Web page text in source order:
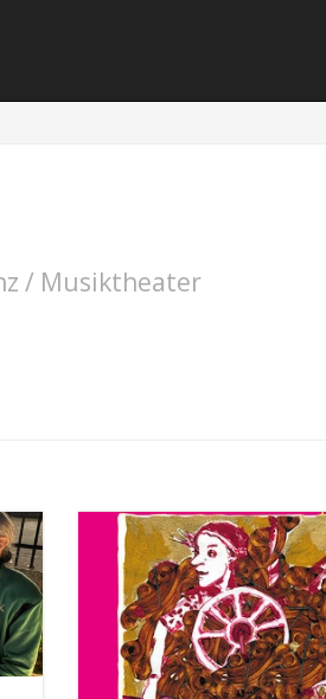
/ Musiktheater